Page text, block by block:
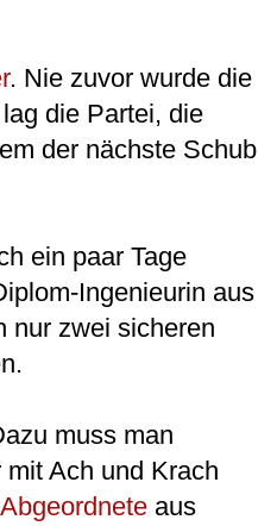
. Nie zuvor wurde die
die Partei, die
der nächste Schub
ein paar Tage
Ingenieurin aus
nur zwei sicheren
muss man
Ach und Krach
aus